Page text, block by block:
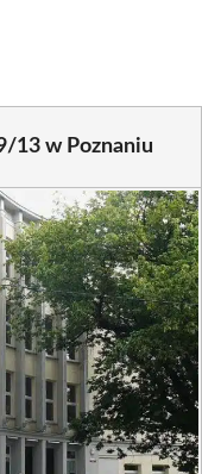
13 w Poznaniu